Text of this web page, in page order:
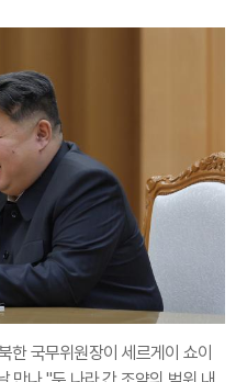
한 국무위원장이 세르게이 쇼이